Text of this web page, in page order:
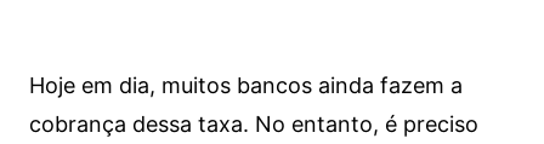
Hoje em dia, muitos bancos ainda fazem a
cobrança dessa taxa. No entanto, é preciso